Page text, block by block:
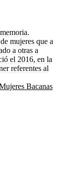
mujeres que a
a otras a
el 2016, en la
referentes al
Bacanas